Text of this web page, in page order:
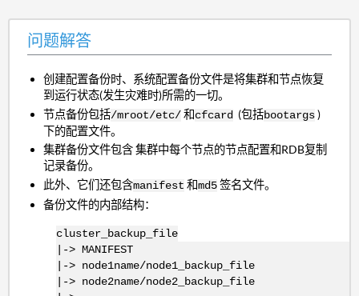
问题解答
创建配置备份时、系统配置备份文件是将集群和节点恢复
到运行状态(发生灾难时)所需的一切。
节点备份包括/mroot/etc/和cfcard (包括bootargs)
下的配置文件。
集群备份文件包含 集群中每个节点的节点配置和RDB复制
记录备份。
此外、它们还包含manifest 和md5签名文件。
备份文件的内部结构：
cluster_backup_file
|-> MANIFEST
|-> node1name/node1_backup_file
|-> node2name/node2_backup_file